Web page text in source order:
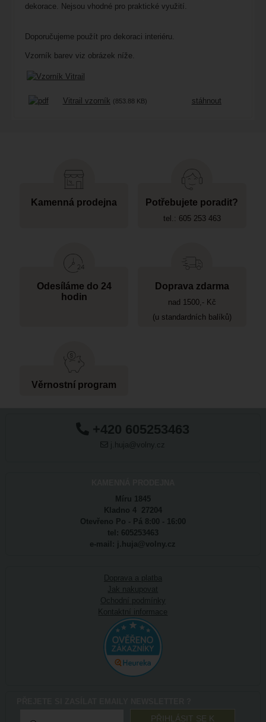
dekorace. Nejsou vhodné pro praktické využití.
Doporučujeme použít pro dekoraci interiéru.
Vzorník barev viz obrázek níže.
Vitrail vzorník (853.88 KB) stáhnout
Kamenná prodejna Potřebujete poradit?
tel.: 605 253 463
Odesíláme do 24
hodin
Doprava zdarma
nad 1500,- Kč
(u standardních balíků)
Věrnostní program
+420 605253463
j.huja@volny.cz
Míru 1845
Kladno 4 27204
Otevřeno Po - Pá 8:00 - 16:00
tel: 605253463
e-mail: j.huja@volny.cz
Doprava a platba
Jak nakupovat
Ochodní podmínky
Kontaktní informace